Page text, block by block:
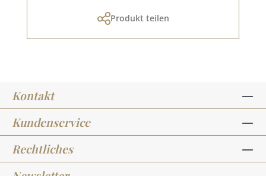
Produkt teilen
Kontakt
Kundenservice
Rechtliches